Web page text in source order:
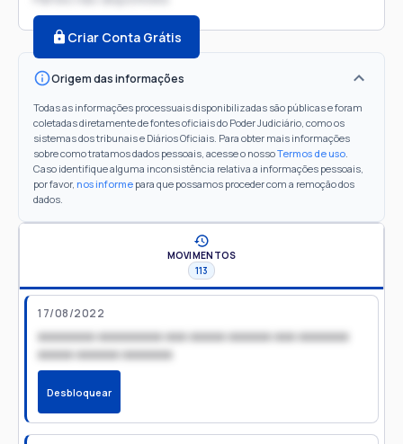
Criar Conta Grátis
Origem das informações
Todas as informações processuais disponibilizadas são públicas e foram
coletadas diretamente de fontes oficiais do Poder Judiciário, como os
sistemas dos tribunais e Diários Oficiais. Para obter mais informações
sobre como tratamos dados pessoais, acesse o nossoTermos de uso.
Caso identifique alguma inconsistência relativa a informações pessoais,
por favor, nos informe para que possamos proceder com a remoção dos
dados.
MOVIMENTOS
113
17/08/2022
xxxxxxxx xxxxxxxxx xxx xxxxx xxxxxx xxx xxxxxxx
xxxxx xxxxxx xxxxxxx
Desbloquear